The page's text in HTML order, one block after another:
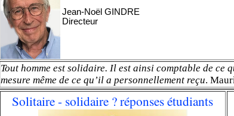
Jean-Noël GINDRE
Directeur
Tout homme est solidaire. Il est ainsi comptable de ce
mesure même de ce qu’il a personnellement reçu.
Solitaire - solidaire ? réponses étudiants